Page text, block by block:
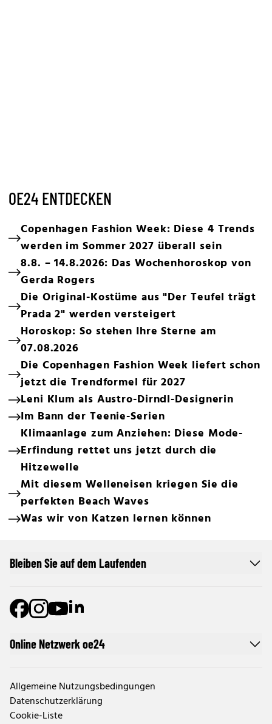
OE24 ENTDECKEN
Copenhagen Fashion Week: Diese 4 Trends
werden im Sommer 2027 überall sein
8.8. – 14.8.2026: Das Wochenhoroskop von
Gerda Rogers
Die Original-Kostüme aus "Der Teufel trägt
Prada 2" werden versteigert
Horoskop: So stehen Ihre Sterne am
07.08.2026
Die Copenhagen Fashion Week liefert schon
jetzt die Trendformel für 2027
Leni Klum als Austro-Dirndl-Designerin
Im Bann der Teenie-Serien
Klimaanlage zum Anziehen: Diese Mode-
Erfindung rettet uns jetzt durch die
Hitzewelle
Mit diesem Welleneisen kriegen Sie die
perfekten Beach Waves
Was wir von Katzen lernen können
Online Netzwerk oe24
Allgemeine Nutzungsbedingungen
Datenschutzerklärung
Cookie-Liste
Bleiben Sie auf dem Laufenden